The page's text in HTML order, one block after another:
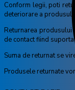
Conform legii, poti
deteriorare a
Returnarea
de contact fiind
Suma de returnat se
Produsele returnate